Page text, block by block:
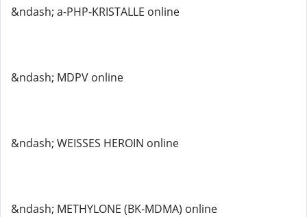
&ndash; a-PHP-KRISTALLE online
&ndash; MDPV online
&ndash; WEISSES HEROIN online
&ndash; METHYLONE (BK-MDMA) online